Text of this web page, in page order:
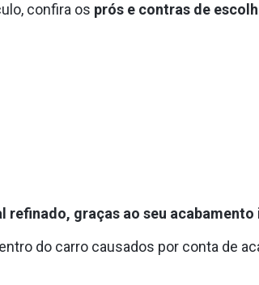
confira os prós e contras de
graças ao seu
do carro causados por conta de